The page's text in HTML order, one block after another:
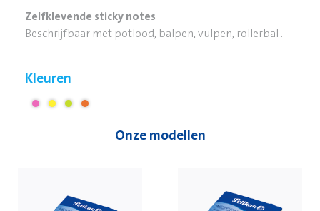
Zelfklevende sticky notes
Beschrijfbaar met potlood, balpen, vulpen, rollerbal .
Kleuren
Onze modellen